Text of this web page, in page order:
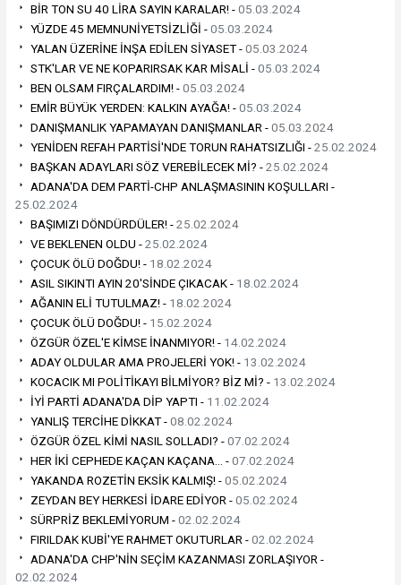
BİR TON SU 40 LİRA SAYIN KARALAR! -05.03.2024
YÜZDE 45 MEMNUNİYETSİZLİĞİ -05.03.2024
YALAN ÜZERİNE İNŞA EDİLEN SİYASET -05.03.2024
STK'LAR VE NE KOPARIRSAK KAR MİSALİ -05.03.2024
BEN OLSAM FIRÇALARDIM! -05.03.2024
EMİR BÜYÜK YERDEN: KALKIN AYAĞA! -05.03.2024
DANIŞMANLIK YAPAMAYAN DANIŞMANLAR -05.03.2024
YENİDEN REFAH PARTİSİ'NDE TORUN RAHATSIZLIĞI -25.02.2024
BAŞKAN ADAYLARI SÖZ VEREBİLECEK Mİ? -25.02.2024
ADANA'DA DEM PARTİ-CHP ANLAŞMASININ KOŞULLARI -
25.02.2024
BAŞIMIZI DÖNDÜRDÜLER! -25.02.2024
VE BEKLENEN OLDU -25.02.2024
ÇOCUK ÖLÜ DOĞDU! - 18.02.2024
ASIL SIKINTI AYIN 20'SİNDE ÇIKACAK - 18.02.2024
AĞANIN ELİ TUTULMAZ! - 18.02.2024
ÇOCUK ÖLÜ DOĞDU! - 15.02.2024
ÖZGÜR ÖZEL'E KİMSE İNANMIYOR! - 14.02.2024
ADAY OLDULAR AMA PROJELERİ YOK! - 13.02.2024
KOCACIK MI POLİTİKAYI BİLMİYOR? BİZ Mİ? - 13.02.2024
İYİ PARTİ ADANA'DA DİP YAPTI - 11.02.2024
YANLIŞ TERCİHE DİKKAT -08.02.2024
ÖZGÜR ÖZEL KİMİ NASIL SOLLADI? -07.02.2024
HER İKİ CEPHEDE KAÇAN KAÇANA… -07.02.2024
YAKANDA ROZETİN EKSİK KALMIŞ! -05.02.2024
ZEYDAN BEY HERKESİ İDARE EDİYOR -05.02.2024
SÜRPRİZ BEKLEMİYORUM -02.02.2024
FIRILDAK KUBİ'YE RAHMET OKUTURLAR -02.02.2024
ADANA'DA CHP'NİN SEÇİM KAZANMASI ZORLAŞIYOR -
02.02.2024